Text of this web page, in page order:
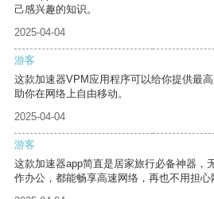
己感兴趣的知识。
2025-04-04
游客
这款加速器VPM应用程序可以给你提供最
助你在网络上自由移动。
2025-04-04
游客
这款加速器app简直是居家旅行必备神器，
作办公，都能畅享高速网络，再也不用担心